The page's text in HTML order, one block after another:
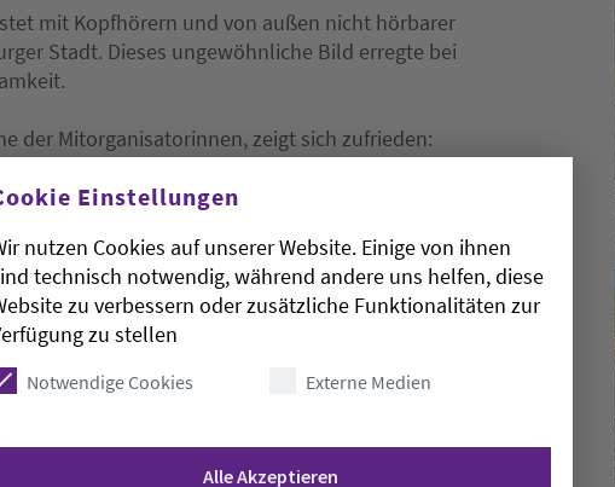
mit Kopfhörern und von außen nicht hörbarer
Stadt. Dieses ungewöhnliche Bild erregte bei
der Mitorganisatorinnen, zeigt sich zufrieden:
den Weg nach Oldenburg gemacht haben und
gesetzt haben“.
vom Jugendumweltnetzwerk JANUN e.V. in
Oldenburg, der Akademie der Ev.-Luth. Kirche
Einstellungen
nutzen Cookies auf unserer Website. Einige von ihnen
technisch notwendig, während andere uns helfen, diese
zu verbessern oder zusätzliche Funktionalitäten zur
zu stellen
Notwendige Cookies Externe Medien
Alle Akzeptieren